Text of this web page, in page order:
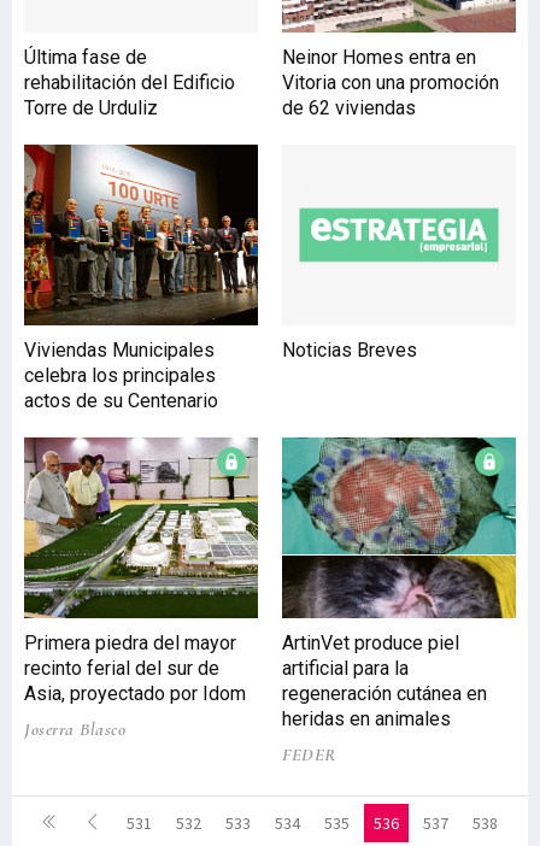
Parque de Eskurtze, en
Irala. Una actuación que
recupera 35.000 m2 para el
espacio público y
materializa la conexión
Última fase de
rehabilitación del Edificio
Torre de Urduliz
Neinor Homes entra en
Vitoria con una promoción
de 62 viviendas
Viviendas Municipales
celebra los principales
actos de su Centenario
Noticias Breves
Primera piedra del mayor
recinto ferial del sur de
Asia, proyectado por Idom
Joserra Blasco
ArtinVet produce piel
artificial para la
regeneración cutánea en
heridas en animales
FEDER
531 532 533 534 535 536 537
538